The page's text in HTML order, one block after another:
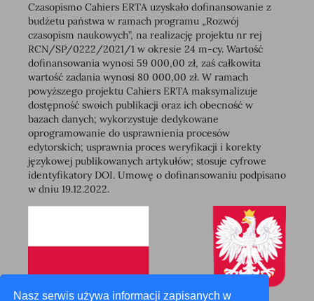
Nasz serwis używa informacji zapisanych w
Czasopismo Cahiers ERTA uzyskało dofinansowanie z
budżetu państwa w ramach programu „Rozwój
czasopism naukowych”, na realizację projektu nr rej
RCN/SP/0222/2021/1 w okresie 24 m-cy. Wartość
dofinansowania wynosi 59 000,00 zł, zaś całkowita
wartość zadania wynosi 80 000,00 zł. W ramach
powyższego projektu Cahiers ERTA maksymalizuje
dostępność swoich publikacji oraz ich obecność w
bazach danych; wykorzystuje dedykowane
oprogramowanie do usprawnienia procesów
edytorskich; usprawnia proces weryfikacji i korekty
językowej publikowanych artykułów; stosuje cyfrowe
identyfikatory DOI. Umowę o dofinansowaniu podpisano
w dniu 19.12.2022.